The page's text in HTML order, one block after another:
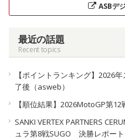
ASBデ
最近の話題
Recent topics
【ポイントランキング】2026
了後（asweb）
【順位結果】2026MotoGP第
SANKI VERTEX PARTNERS
ュラ第8戦SUGO 決勝レポート